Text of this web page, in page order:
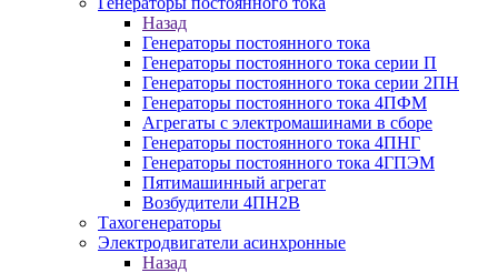
Назад
Генераторы постоянного тока
Генераторы постоянного тока серии П
Генераторы постоянного тока серии 2ПН
Генераторы постоянного тока 4ПФМ
Агрегаты с электромашинами в сборе
Генераторы постоянного тока 4ПНГ
Генераторы постоянного тока 4ГПЭМ
Пятимашинный агрегат
Возбудители 4ПН2В
Тахогенераторы
Электродвигатели асинхронные
Назад